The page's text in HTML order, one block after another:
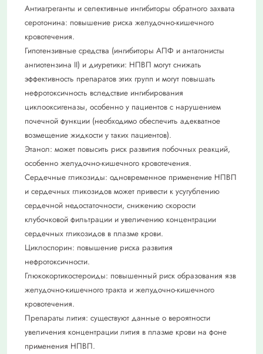
Антиагреганты и селективные ингибиторы обратного захвата
серотонина: повышение риска желудочно-кишечного
кровотечения.
Гипотензивные средства (ингибиторы АПФ и антагонисты
ангиотензина II) и диуретики: НПВП могут снижать
эффективность препаратов этих групп и могут повышать
нефротоксичность вследствие ингибирования
циклооксигеназы, особенно у пациентов с нарушением
почечной функции (необходимо обеспечить адекватное
возмещение жидкости у таких пациентов).
Этанол: может повысить риск развития побочных реакций,
особенно желудочно-кишечного кровотечения.
Сердечные гликозиды: одновременное применение НПВП
и сердечных гликозидов может привести к усугублению
сердечной недостаточности, снижению скорости
клубочковой фильтрации и увеличению концентрации
сердечных гликозидов в плазме крови.
Циклоспорин: повышение риска развития
нефротоксичности.
Глюкокортикостероиды: повышенный риск образования язв
желудочно-кишечного тракта и желудочно-кишечного
кровотечения.
Препараты лития: существуют данные о вероятности
увеличения концентрации лития в плазме крови на фоне
применения НПВП.